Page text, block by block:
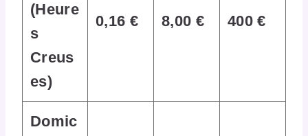
(Heure
s
Creus
es)
0,16 € 8,00 € 400 €
Domic